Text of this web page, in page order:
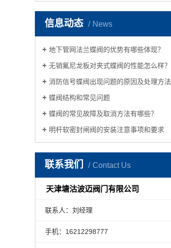
信息动态 News
地下管网法兰蝶阀的优势有哪些体现？
无销氟尼龙板对夹式蝶阀的性能怎么样？
消防信号蝶阀出现问题的原因及处理方法
蝶阀结构和常见问题
蝶阀的常见故障及取消方法有哪些？
明杆软密封闸阀的安装注意事项和要求
联系我们 Contact Us
天津塘沽波迈阀门有限公司
联系人：刘经理
手机：16212298777